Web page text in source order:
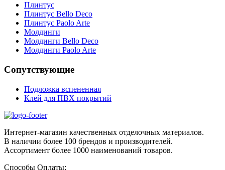
Плинтус
Плинтус Bello Deco
Плинтус Paolo Arte
Молдинги
Молдинги Bello Deco
Молдинги Paolo Arte
Сопутствующие
Подложка вспененная
Клей для ПВХ покрытий
Интернет-магазин качественных отделочных материалов.
В наличии более 100 брендов и производителей.
Ассортимент более 1000 наименований товаров.
Способы Оплаты: